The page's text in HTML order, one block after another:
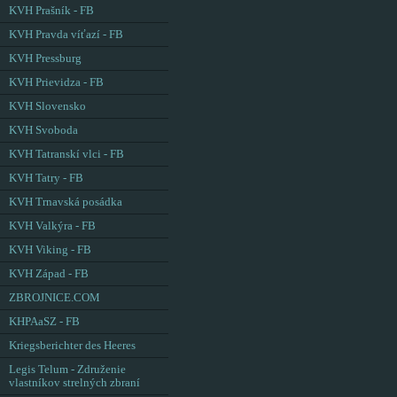
KVH Prašník - FB
KVH Pravda víťazí - FB
KVH Pressburg
KVH Prievidza - FB
KVH Slovensko
KVH Svoboda
KVH Tatranskí vlci - FB
KVH Tatry - FB
KVH Trnavská posádka
KVH Valkýra - FB
KVH Viking - FB
KVH Západ - FB
ZBROJNICE.COM
KHPAaSZ - FB
Kriegsberichter des Heeres
Legis Telum - Združenie
vlastníkov strelných zbraní